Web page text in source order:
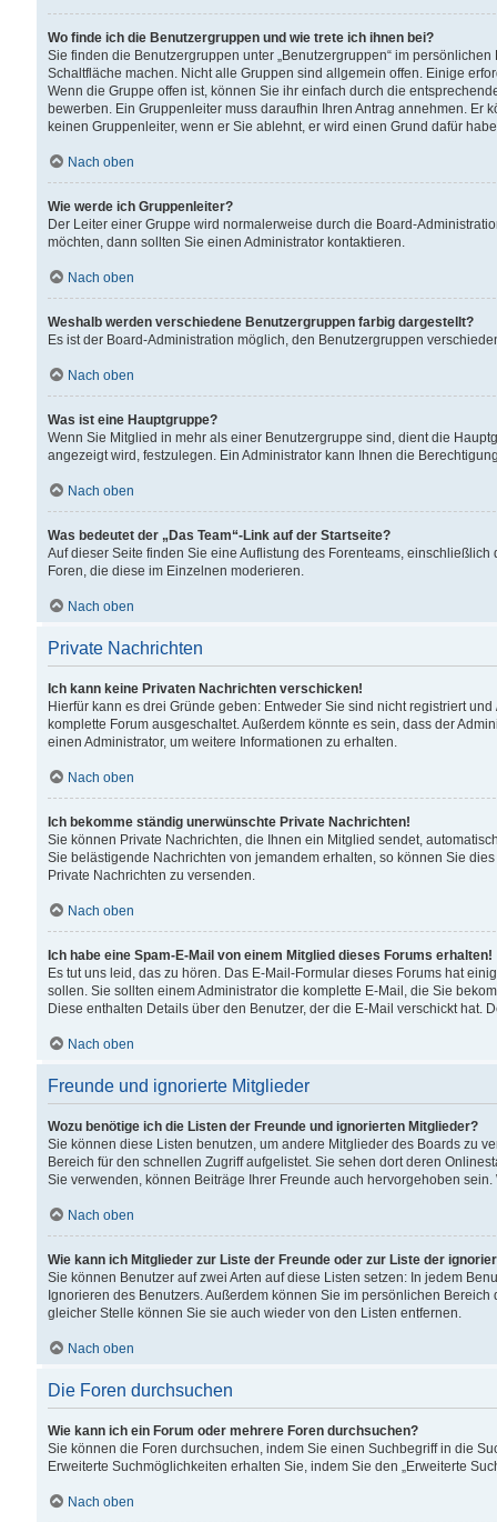
Wo finde ich die Benutzergruppen und wie trete ich ihnen bei?
Sie finden die Benutzergruppen unter „Benutzergruppen“ im
Schaltfläche machen. Nicht alle Gruppen sind allgemein offen. Einige
Wenn die Gruppe offen ist, können Sie ihr einfach durch die
bewerben. Ein Gruppenleiter muss daraufhin Ihren Antrag annehmen.
keinen Gruppenleiter, wenn er Sie ablehnt, er wird einen Grund dafür
Nach oben
Wie werde ich Gruppenleiter?
Der Leiter einer Gruppe wird normalerweise durch die Board-
möchten, dann sollten Sie einen Administrator kontaktieren.
Nach oben
Weshalb werden verschiedene Benutzergruppen farbig dargestellt?
Es ist der Board-Administration möglich, den Benutzergruppen
Nach oben
Was ist eine Hauptgruppe?
Wenn Sie Mitglied in mehr als einer Benutzergruppe sind, dient die
angezeigt wird, festzulegen. Ein Administrator kann Ihnen die
Nach oben
Was bedeutet der „Das Team“-Link auf der Startseite?
Auf dieser Seite finden Sie eine Auflistung des Forenteams,
Foren, die diese im Einzelnen moderieren.
Nach oben
Private Nachrichten
Ich kann keine Privaten Nachrichten verschicken!
Hierfür kann es drei Gründe geben: Entweder Sie sind nicht registriert
komplette Forum ausgeschaltet. Außerdem könnte es sein, dass der
einen Administrator, um weitere Informationen zu erhalten.
Nach oben
Ich bekomme ständig unerwünschte Private Nachrichten!
Sie können Private Nachrichten, die Ihnen ein Mitglied sendet,
Sie belästigende Nachrichten von jemandem erhalten, so können Sie
Private Nachrichten zu versenden.
Nach oben
Ich habe eine Spam-E-Mail von einem Mitglied dieses Forums erhalten!
Es tut uns leid, das zu hören. Das E-Mail-Formular dieses Forums hat
sollen. Sie sollten einem Administrator die komplette E-Mail, die Sie
Diese enthalten Details über den Benutzer, der die E-Mail verschickt hat.
Nach oben
Freunde und ignorierte Mitglieder
Wozu benötige ich die Listen der Freunde und ignorierten Mitglieder?
Sie können diese Listen benutzen, um andere Mitglieder des Boards zu
Bereich für den schnellen Zugriff aufgelistet. Sie sehen dort deren
Sie verwenden, können Beiträge Ihrer Freunde auch hervorgehoben
Nach oben
Wie kann ich Mitglieder zur Liste der Freunde oder zur Liste der
Sie können Benutzer auf zwei Arten auf diese Listen setzen: In jedem
Ignorieren des Benutzers. Außerdem können Sie im persönlichen
gleicher Stelle können Sie sie auch wieder von den Listen entfernen.
Nach oben
Die Foren durchsuchen
Wie kann ich ein Forum oder mehrere Foren durchsuchen?
Sie können die Foren durchsuchen, indem Sie einen Suchbegriff in die
Erweiterte Suchmöglichkeiten erhalten Sie, indem Sie den „Erweiterte
Nach oben